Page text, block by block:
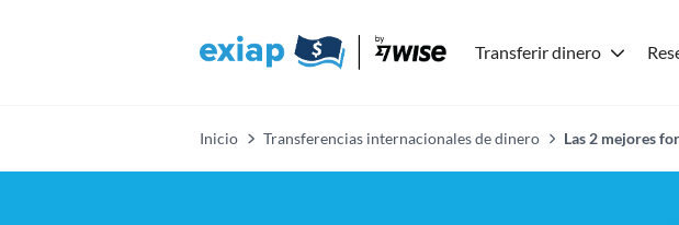
Transferir dinero
Inicio Transferencias internacionales de dinero Las 2 mejores